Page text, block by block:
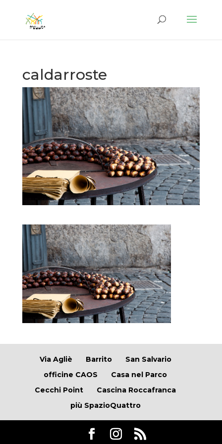
caldarroste
Via Agliè Barrito
San Salvario
officine CAOS
Casa nel Parco
Cecchi Point
Cascina Roccafranca
più SpazioQuattro